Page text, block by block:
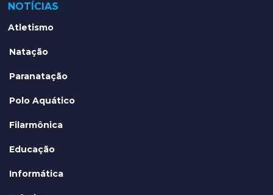
NOTÍCIAS
Atletismo
Natação
Paranatação
Polo Aquático
Filarmônica
Educação
Informática